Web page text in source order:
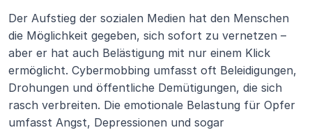
Der Aufstieg der sozialen Medien hat den Menschen
die Möglichkeit gegeben, sich sofort zu vernetzen –
aber er hat auch Belästigung mit nur einem Klick
ermöglicht. Cybermobbing umfasst oft Beleidigungen,
Drohungen und öffentliche Demütigungen, die sich
rasch verbreiten. Die emotionale Belastung für Opfer
umfasst Angst, Depressionen und sogar